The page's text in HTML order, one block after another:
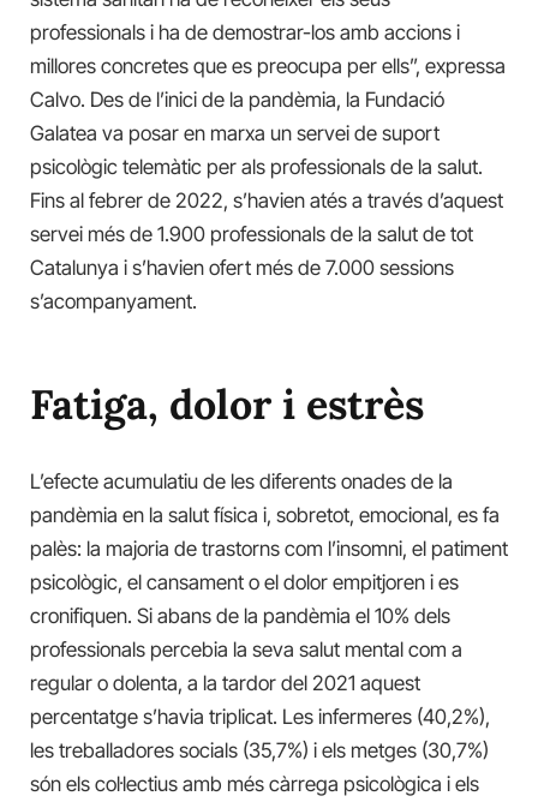
professionals i ha de demostrar-los amb accions i
millores concretes que es preocupa per ells”, expressa
Calvo. Des de l’inici de la pandèmia, la Fundació
Galatea va posar en marxa un servei de suport
psicològic telemàtic per als professionals de la salut.
Fins al febrer de 2022, s’havien atés a través d’aquest
servei més de 1.900 professionals de la salut de tot
Catalunya i s’havien ofert més de 7.000 sessions
s’acompanyament.
Fatiga, dolor i estrès
L’efecte acumulatiu de les diferents onades de la
pandèmia en la salut física i, sobretot, emocional, es fa
palès: la majoria de trastorns com l’insomni, el patiment
psicològic, el cansament o el dolor empitjoren i es
cronifiquen. Si abans de la pandèmia el 10% dels
professionals percebia la seva salut mental com a
regular o dolenta, a la tardor del 2021 aquest
percentatge s’havia triplicat. Les infermeres (40,2%),
les treballadores socials (35,7%) i els metges (30,7%)
són els col·lectius amb més càrrega psicològica i els